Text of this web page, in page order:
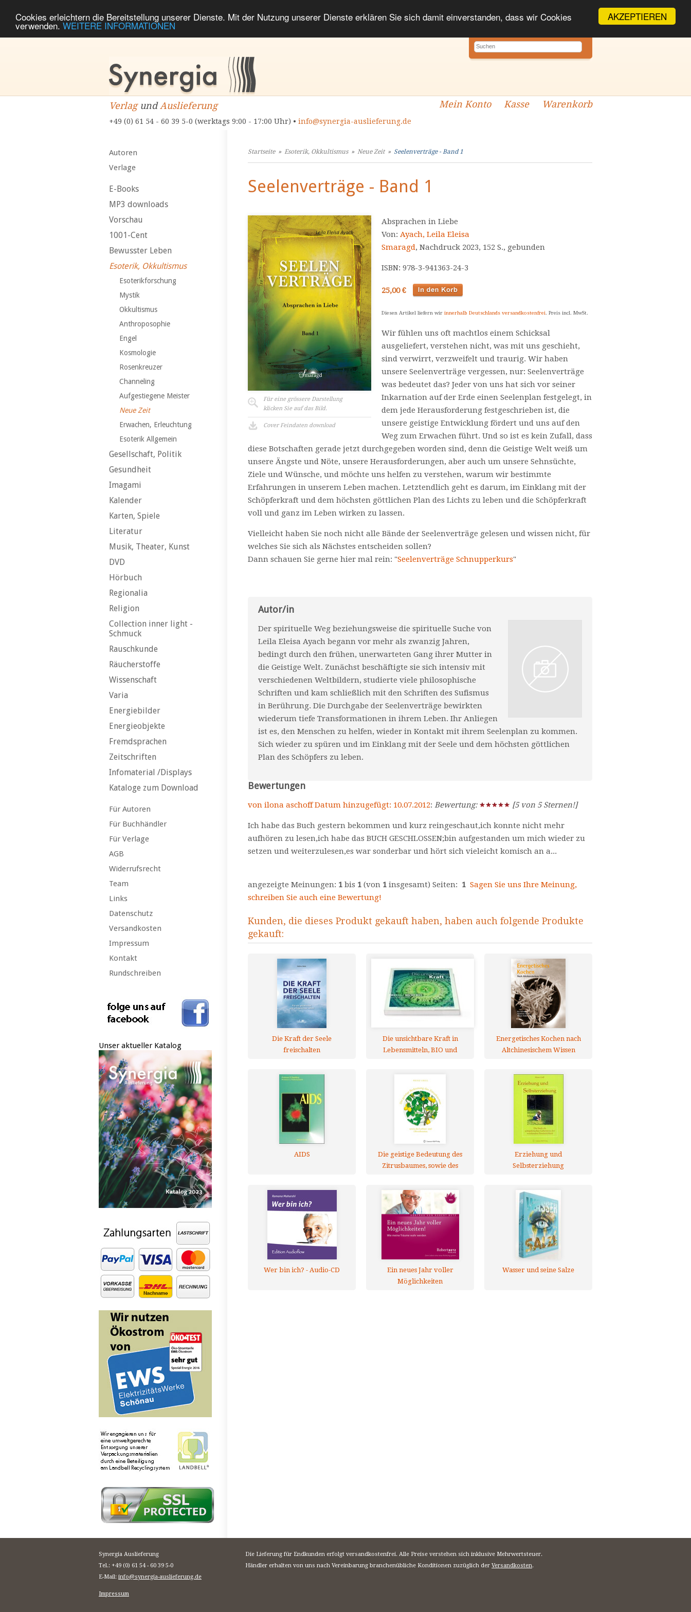
AKZEPTIEREN
Cookies erleichtern die Bereitstellung unserer Dienste. Mit der Nutzung unserer Dienste erklären Sie sich damit einverstanden, dass wir Cookies
verwenden. WEITERE INFORMATIONEN
VerlagundAuslieferung
+49 (0) 61 54 - 60 39 5-0 (werktags 9:00 - 17:00 Uhr) • info@synergia-auslieferung.de
Mein Konto Kasse Warenkorb
Autoren
Verlage
E-Books
MP3 downloads
Vorschau
1001-Cent
Bewusster Leben
Esoterik, Okkultismus
Esoterikforschung
Mystik
Okkultismus
Anthroposophie
Engel
Kosmologie
Rosenkreuzer
Channeling
Aufgestiegene Meister
Neue Zeit
Erwachen, Erleuchtung
Esoterik Allgemein
Gesellschaft, Politik
Gesundheit
Imagami
Kalender
Karten, Spiele
Literatur
Musik, Theater, Kunst
DVD
Hörbuch
Regionalia
Religion
Collection inner light -
Schmuck
Rauschkunde
Räucherstoffe
Wissenschaft
Varia
Energiebilder
Energieobjekte
Fremdsprachen
Zeitschriften
Infomaterial /Displays
Kataloge zum Download
Für Autoren
Für Buchhändler
Für Verlage
AGB
Widerrufsrecht
Team
Links
Datenschutz
Versandkosten
Impressum
Kontakt
Rundschreiben
Unser aktueller Katalog
Startseite» Esoterik, Okkultismus» Neue Zeit» Seelenverträge - Band 1
Seelenverträge - Band 1
Für eine grössere Darstellung
klicken Sie auf das Bild.
Cover Feindaten download
Absprachen in Liebe
Von: Ayach, Leila Eleisa
Smaragd, Nachdruck 2023, 152 S., gebunden
ISBN: 978-3-941363-24-3
25,00 €
Diesen Artikel liefern wir innerhalb Deutschlands versandkostenfrei. Preis incl. MwSt.
Wir fühlen uns oft machtlos einem Schicksal
ausgeliefert, verstehen nicht, was mit uns geschieht,
sind verwirrt, verzweifelt und traurig. Wir haben
unsere Seelenverträge vergessen, nur: Seelenverträge
was bedeutet das? Jeder von uns hat sich vor seiner
Inkarnation auf der Erde einen Seelenplan festgelegt, in
dem jede Herausforderung festgeschrieben ist, die
unsere geistige Entwicklung fördert und uns auf den
Weg zum Erwachen führt. Und so ist es kein Zufall, dass
diese Botschaften gerade jetzt durchgegeben worden sind, denn die Geistige Welt weiß um
unsere Ängste und Nöte, unsere Herausforderungen, aber auch um unsere Sehnsüchte,
Ziele und Wünsche, und möchte uns helfen zu verstehen, warum wir bestimmte
Erfahrungen in unserem Leben machen. Letztendlich geht es darum, im Einklang mit der
Schöpferkraft und dem höchsten göttlichen Plan des Lichts zu leben und die Schöpferkraft
voll und ganz im Leben wirken zu lassen.
Vielleicht haben Sie noch nicht alle Bände der Seelenverträge gelesen und wissen nicht, für
welches Sie sich als Nächstes entscheiden sollen?
Dann schauen Sie gerne hier mal rein: "Seelenverträge Schnupperkurs"
Autor/in
Der spirituelle Weg beziehungsweise die spirituelle Suche von
Leila Eleisa Ayach begann vor mehr als zwanzig Jahren,
bedingt durch den frühen, unerwarteten Gang ihrer Mutter in
die Geistige Welt. Zunächst beschäftigte sie sich intensiv mit
verschiedenen Weltbildern, studierte viele philosophische
Schriften und kam schließlich mit den Schriften des Sufismus
in Berührung. Die Durchgabe der Seelenverträge bewirkten
wiederum tiefe Transformationen in ihrem Leben. Ihr Anliegen
ist es, den Menschen zu helfen, wieder in Kontakt mit ihrem Seelenplan zu kommen.
Sich wieder zu spüren und im Einklang mit der Seele und dem höchsten göttlichen
Plan des Schöpfers zu leben.
Bewertungen
von ilona aschoff Datum hinzugefügt: 10.07.2012: Bewertung: [5 von 5 Sternen!]
Ich habe das Buch gestern bekommen und kurz reingeschaut,ich konnte nicht mehr
aufhören zu lesen,ich habe das BUCH GESCHLOSSEN;bin aufgestanden um mich wieder zu
setzen und weiterzulesen,es war sonderbar und hört sich vieleicht komisch an a...
angezeigte Meinungen: 1 bis 1 (von 1 insgesamt) Seiten: 1 Sagen Sie uns Ihre Meinung,
schreiben Sie auch eine Bewertung!
Kunden, die dieses Produkt gekauft haben, haben auch folgende Produkte
gekauft:
Die Kraft der Seele
freischalten
Die unsichtbare Kraft in
Lebensmitteln, BIO und
Energetisches Kochen nach
Altchinesischem Wissen
AIDS
Die geistige Bedeutung des
Zitrusbaumes, sowie des
Erziehung und
Selbsterziehung
Wer bin ich? - Audio-CD
Ein neues Jahr voller
Möglichkeiten
Wasser und seine Salze
Synergia Auslieferung
Tel.: +49 (0) 61 54 - 60 39 5-0
E-Mail: info@synergia-auslieferung.de
Impressum
Die Lieferung für Endkunden erfolgt versandkostenfrei. Alle Preise verstehen sich inklusive Mehrwertsteuer.
Händler erhalten von uns nach Vereinbarung branchenübliche Konditionen zuzüglich der Versandkosten.